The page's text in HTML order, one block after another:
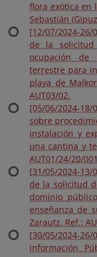
flora exótica en
Sebastián
[12/07/2024-
de la solicitud
ocupación
terrestre para
playa de
AUT03/02.
[05/06/2024-
sobre
instalación y
una cantina y
AUT01/24/20/
[31/05/2024-
de la solicitud
dominio
enseñanza de
Zarautz. Ref.:
[30/05/2024-
Información